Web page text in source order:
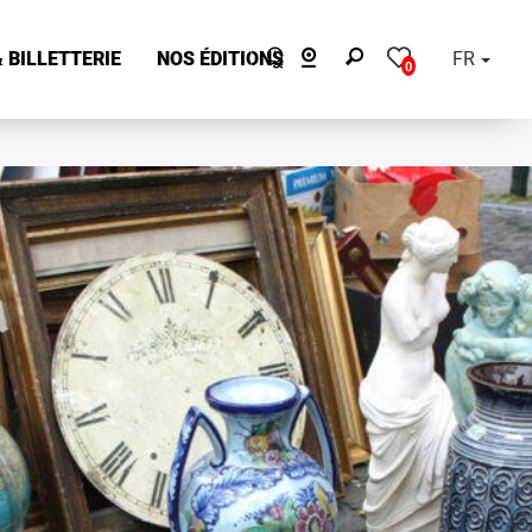
0 FR
BILLETTERIE NOS ÉDITIONS